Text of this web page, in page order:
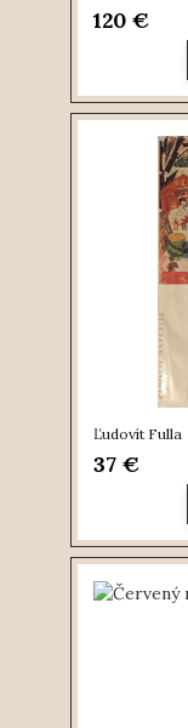
120 €
Ľudovít Fulla
37 €